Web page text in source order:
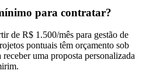
para contratar?
de R$ 1.500/mês para gestão de
pontuais têm orçamento sob
uma proposta personalizada